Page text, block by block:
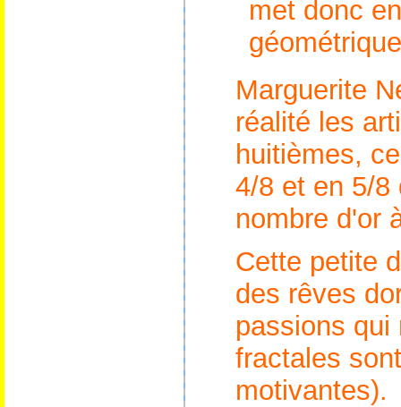
met donc
Marguerite
réalité les
huitièmes,
4/8 et en 5/8
nombre d'or
Cette petite
des rêves
passions qui
fractales
motivantes).